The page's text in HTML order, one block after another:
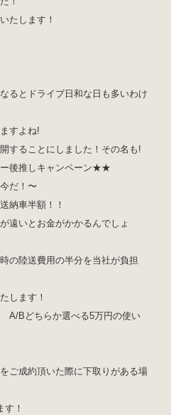
たします！
るとドライブ日和な日も多いわけ
すよね!
することにしました！その名も!
後推しキャンペーン★★
だ！〜
納車半額！！
遠いとお金がかかるんでしょ
の陸送費用の半分を当社が負担
します！
Bどちらか選べる5万円の使い
ご成約頂いた際に下取りがある場
！